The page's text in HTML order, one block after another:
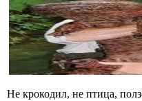
Не крокодил, не птица,